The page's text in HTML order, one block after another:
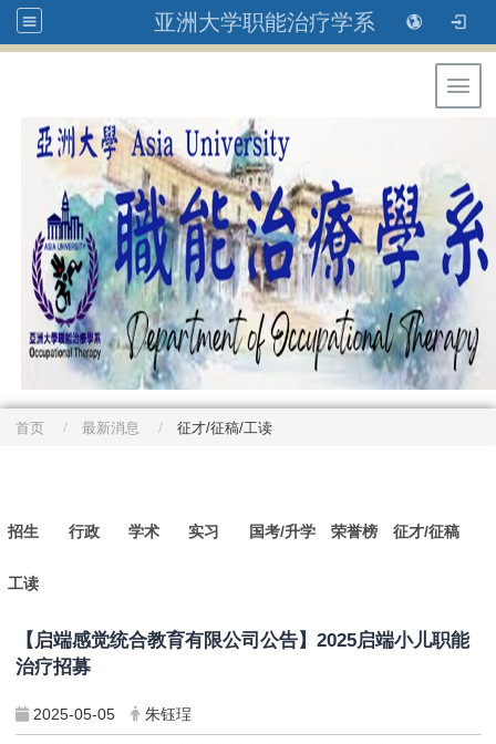
亚洲大学职能治疗学系
首页 最新消息 征才/征稿/工读
招生 行政 学术 实习 国考/升学 荣誉榜 征才/征稿
工读
【启端感觉统合教育有限公司公告】2025启端小儿职能
治疗招募
2025-05-05 朱钰珵